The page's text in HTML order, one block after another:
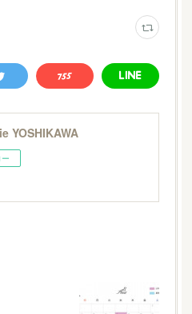
YOSHIKAWA